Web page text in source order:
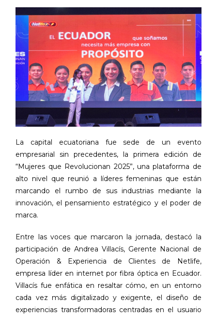
La capital ecuatoriana fue sede de un evento
empresarial sin precedentes, la primera edición de
“Mujeres que Revolucionan 2025”, una plataforma de
alto nivel que reunió a líderes femeninas que están
marcando el rumbo de sus industrias mediante la
innovación, el pensamiento estratégico y el poder de
marca.
Entre las voces que marcaron la jornada, destacó la
participación de Andrea Villacís, Gerente Nacional de
Operación & Experiencia de Clientes de Netlife,
empresa líder en internet por fibra óptica en Ecuador.
Villacís fue enfática en resaltar cómo, en un entorno
cada vez más digitalizado y exigente, el diseño de
experiencias transformadoras centradas en el usuario